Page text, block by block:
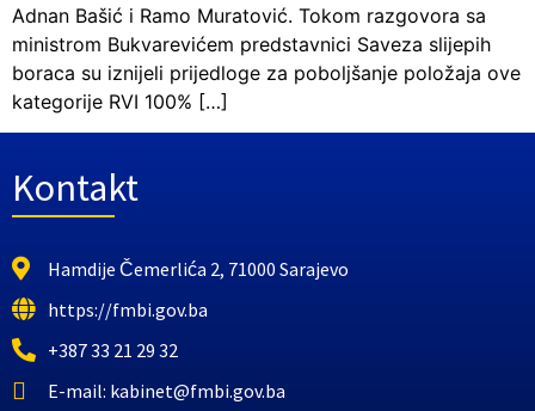
Adnan Bašić i Ramo Muratović. Tokom razgovora sa
ministrom Bukvarevićem predstavnici Saveza slijepih
boraca su iznijeli prijedloge za poboljšanje položaja ove
kategorije RVI 100% […]
Kontakt
Hamdije Čemerlića 2, 71000 Sarajevo
https://fmbi.gov.ba
+387 33 21 29 32
E-mail: kabinet@fmbi.gov.ba